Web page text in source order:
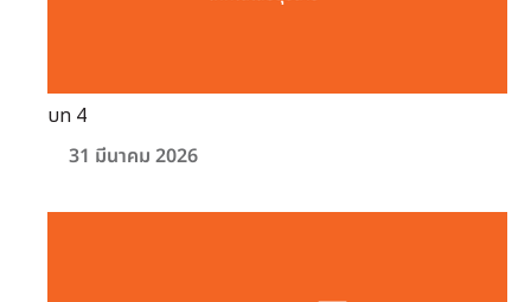
บท 4
31 มีนาคม 2026